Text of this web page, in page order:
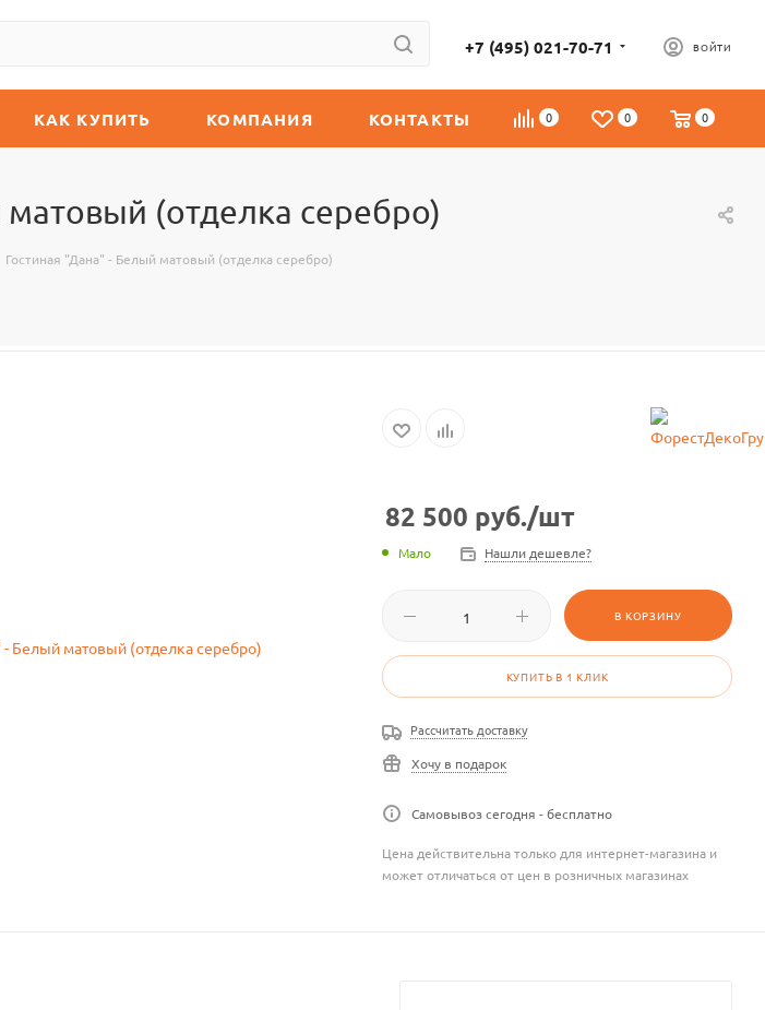
+7 (495) 021-70-71 ВОЙТИ
0 0 0
КАК КУПИТЬ КОМПАНИЯ КОНТАКТЫ
(отделка серебро)
Гостиная "Дана" - Белый матовый (отделка серебро)
82 500 руб./шт
Мало Нашли дешевле?
В КОРЗИНУ
КУПИТЬ В 1 КЛИК
Рассчитать доставку
Хочу в подарок
Самовывоз сегодня - бесплатно
Цена действительна только для интернет-магазина и
может отличаться от цен в розничных магазинах